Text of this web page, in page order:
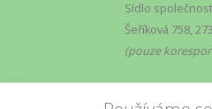
Sídlo
Šeříková 758,
(pouze